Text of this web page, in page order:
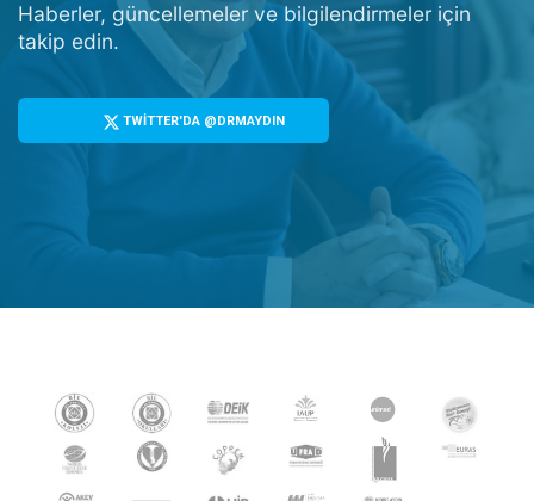
Haberler, güncellemeler ve bilgilendirmeler için
takip edin.
TWİTTER'DA @DRMAYDIN